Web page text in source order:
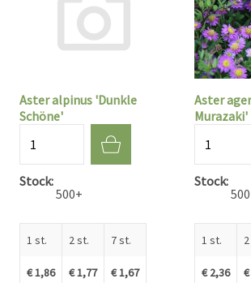
Aster alpinus 'Dunkle
Schöne'
Stock
500+
1 st.
€ 1,86
2 st.
€ 1,77
7 st.
€ 1,67
Aster
Murazaki'
Stock
1 st.
€ 2,36